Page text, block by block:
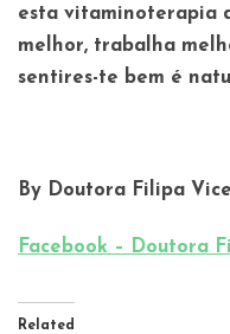
esta vitaminoterapia
melhor, trabalha
sentires-te bem é
By Doutora Filipa
Facebook – Doutora
Related